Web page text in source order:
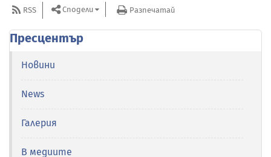
RSS Сподели Разпечатай
Пресцентър
Новини
News
Галерия
В медиите